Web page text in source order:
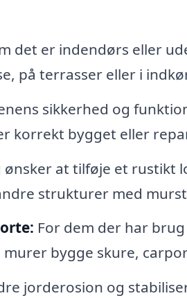
det er indendørs eller
på terrasser eller i
sikkerhed og
korrekt bygget eller
ønsker at tilføje et rustikt
strukturer med
For dem der har
murer bygge skure,
jorderosion og